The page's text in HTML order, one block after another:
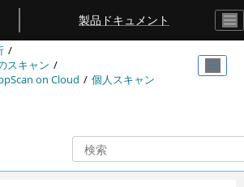
プ
製品ドキュメント
スキャン
on Cloud 個人スキャン